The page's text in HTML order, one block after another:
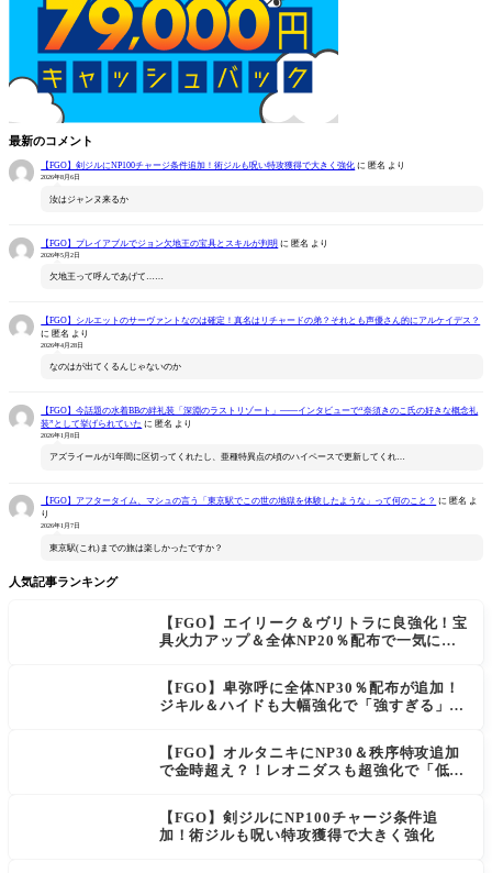
最新のコメント
【FGO】剣ジルにNP100チャージ条件追加！術ジルも呪い特攻獲得で大きく強化 に 匿名 より
2026年8月6日
汝はジャンヌ来るか
【FGO】プレイアブルでジョン欠地王の宝具とスキルが判明 に 匿名 より
2026年5月2日
欠地王って呼んであげて……
【FGO】シルエットのサーヴァントなのは確定！真名はリチャードの弟？それとも声優さん的にアルケイデス？
に 匿名 より
2026年4月28日
なのはが出てくるんじゃないのか
【FGO】今話題の水着BBの絆礼装「深淵のラストリゾート」――インタビューで“奈須きのこ氏の好きな概念礼
装”として挙げられていた に 匿名 より
2026年1月8日
アズライールが1年間に区切ってくれたし、亜種特異点の頃のハイペースで更新してくれ…
【FGO】アフタータイム、マシュの言う「東京駅でこの世の地獄を体験したような」って何のこと？ に 匿名 よ
り
2026年1月7日
東京駅(これ)までの旅は楽しかったですか？
人気記事ランキング
【FGO】エイリーク＆ヴリトラに良強化！宝
具火力アップ＆全体NP20％配布で一気に使
【FGO】卑弥呼に全体NP30％配布が追加！
ジキル＆ハイドも大幅強化で「強すぎる」の
【FGO】オルタニキにNP30＆秩序特攻追加
で金時超え？！レオニダスも超強化で「低レ
【FGO】剣ジルにNP100チャージ条件追
加！術ジルも呪い特攻獲得で大きく強化